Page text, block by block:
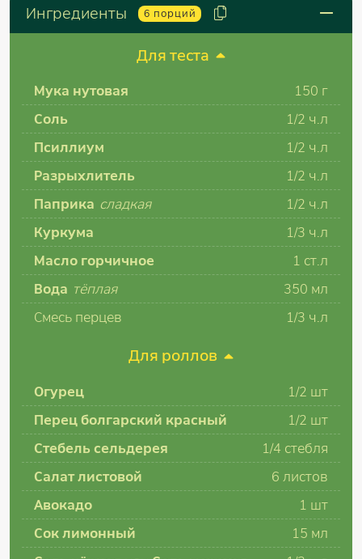
Ингредиенты 6 порций
Для теста
Мука нутовая
150 г
Соль
1/2 ч.л
Псиллиум
1/2 ч.л
Разрыхлитель
1/2 ч.л
Паприка сладкая
1/2 ч.л
Куркума
1/3 ч.л
Масло горчичное
1 ст.л
Вода тёплая
350 мл
Смесь перцев
1/3 ч.л
Для роллов
Огурец
1/2 шт
Перец болгарский красный
1/2 шт
Стебель сельдерея
1/4 стебля
Салат листовой
6 листов
Авокадо
1 шт
Сок лимонный
15 мл